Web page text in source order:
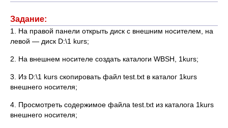
Задание:
1. На правой панели открыть диск с внешним носителем, на
левой — диск D:\1 kurs;
2. На внешнем носителе создать каталоги WBSH, 1kurs;
3. Из D:\1 kurs скопировать файл test.txt в каталог 1kurs
внешнего носителя;
4. Просмотреть содержимое файла test.txt из каталога 1kurs
внешнего носителя;